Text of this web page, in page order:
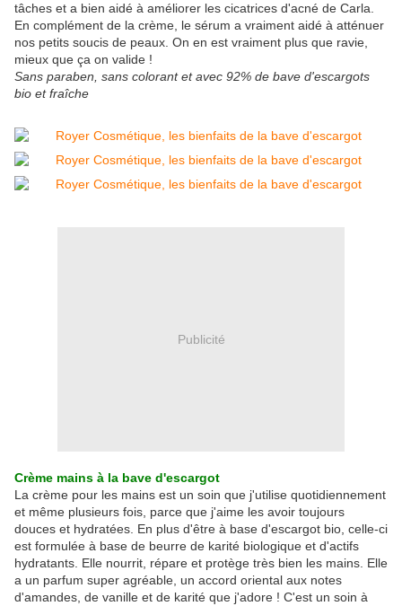
tâches et a bien aidé à améliorer les cicatrices d'acné de Carla.
En complément de la crème, le sérum a vraiment aidé à atténuer
nos petits soucis de peaux. On en est vraiment plus que ravie,
mieux que ça on valide !
Sans paraben, sans colorant et avec 92% de bave d'escargots
bio et fraîche
Publicité
Crème mains à la bave d'escargot
La crème pour les mains est un soin que j'utilise quotidiennement
et même plusieurs fois, parce que j'aime les avoir toujours
douces et hydratées. En plus d'être à base d'escargot bio, celle-ci
est formulée à base de beurre de karité biologique et d'actifs
hydratants. Elle nourrit, répare et protège très bien les mains. Elle
a un parfum super agréable, un accord oriental aux notes
d'amandes, de vanille et de karité que j'adore ! C'est un soin à